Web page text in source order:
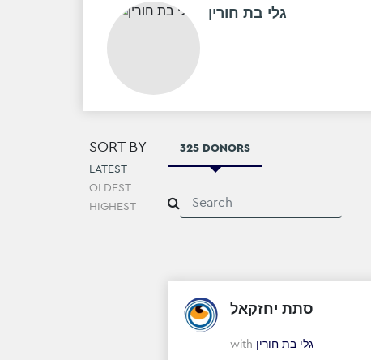
גלי בת חורין
SORT BY
LATEST
OLDEST
HIGHEST
325 DONORS
סתת יחזקאל
with גלי בת חורין